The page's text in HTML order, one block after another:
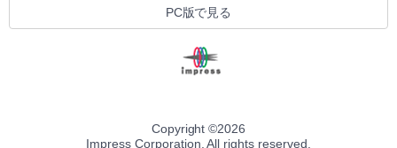
PC版で見る
Copyright ©2026
Impress Corporation. All rights reserved.